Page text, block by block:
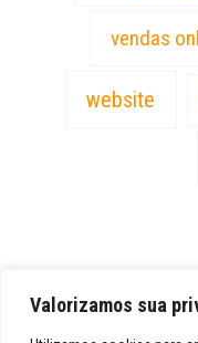
Valorizamos sua
vendas
website